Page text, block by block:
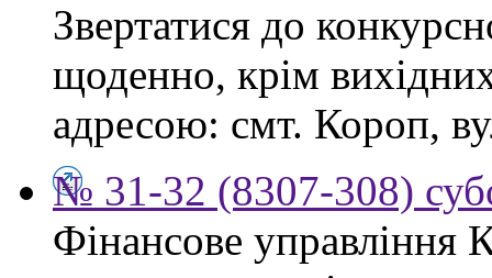
Звертатися до
щоденно, крім
адресою: смт. Короп,
№ 31-32 (8307-308)
Фінансове управління